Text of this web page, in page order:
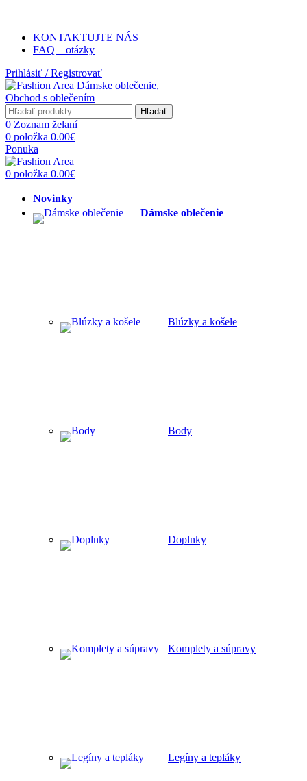
KONTAKTUJTE NÁS
FAQ – otázky
Prihlásiť / Registrovať
Hľadať
0 Zoznam želaní
0 položka 0.00€
Ponuka
0 položka 0.00€
Novinky
Dámske oblečenie
Blúzky a košele
Body
Doplnky
Komplety a súpravy
Legíny a tepláky